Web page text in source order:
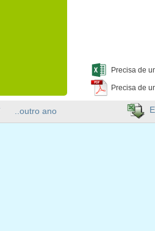
Precisa de
Precisa de
..outro ano